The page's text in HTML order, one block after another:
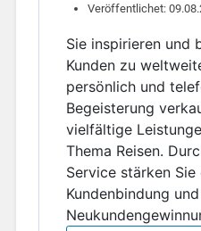
Veröffentlichet:
Sie inspirieren und
Kunden zu
persönlich und
Begeisterung
vielfältige
Thema Reisen.
Service stärken Sie
Kundenbindung